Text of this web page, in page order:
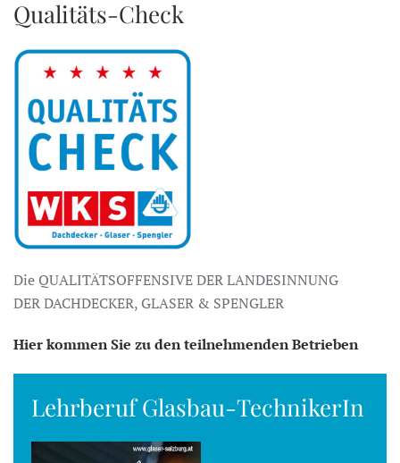
Qualitäts-Check
Die QUALITÄTSOFFENSIVE DER LANDESINNUNG
DER DACHDECKER, GLASER & SPENGLER
Hier kommen Sie zu den teilnehmenden Betrieben
Lehrberuf Glasbau-TechnikerIn